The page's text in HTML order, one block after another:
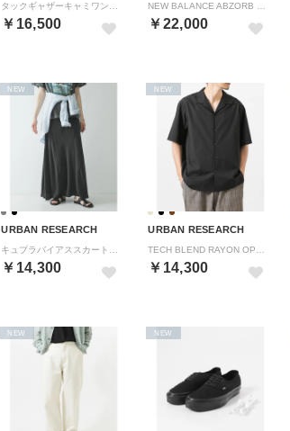
￥16,500 ￥22,000
URBAN RESEARCH
￥14,300
NEW
URBAN RESEARCH
￥14,300
NEW
NEW NEW